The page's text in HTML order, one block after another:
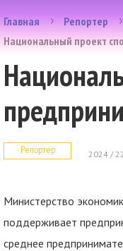
Главная
Репортер
Национальный проект
Репортер 2024 /
Министерство
поддерживает
среднее